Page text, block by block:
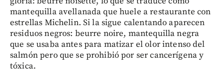
mantequilla avellanada que huele a restaurante con
estrellas Michelin. Si la sigue calentando aparecen
residuos negros: beurre noire, mantequilla negra
que se usaba antes para matizar el olor intenso del
salmón pero que se prohibió por ser cancerígena y
tóxica.